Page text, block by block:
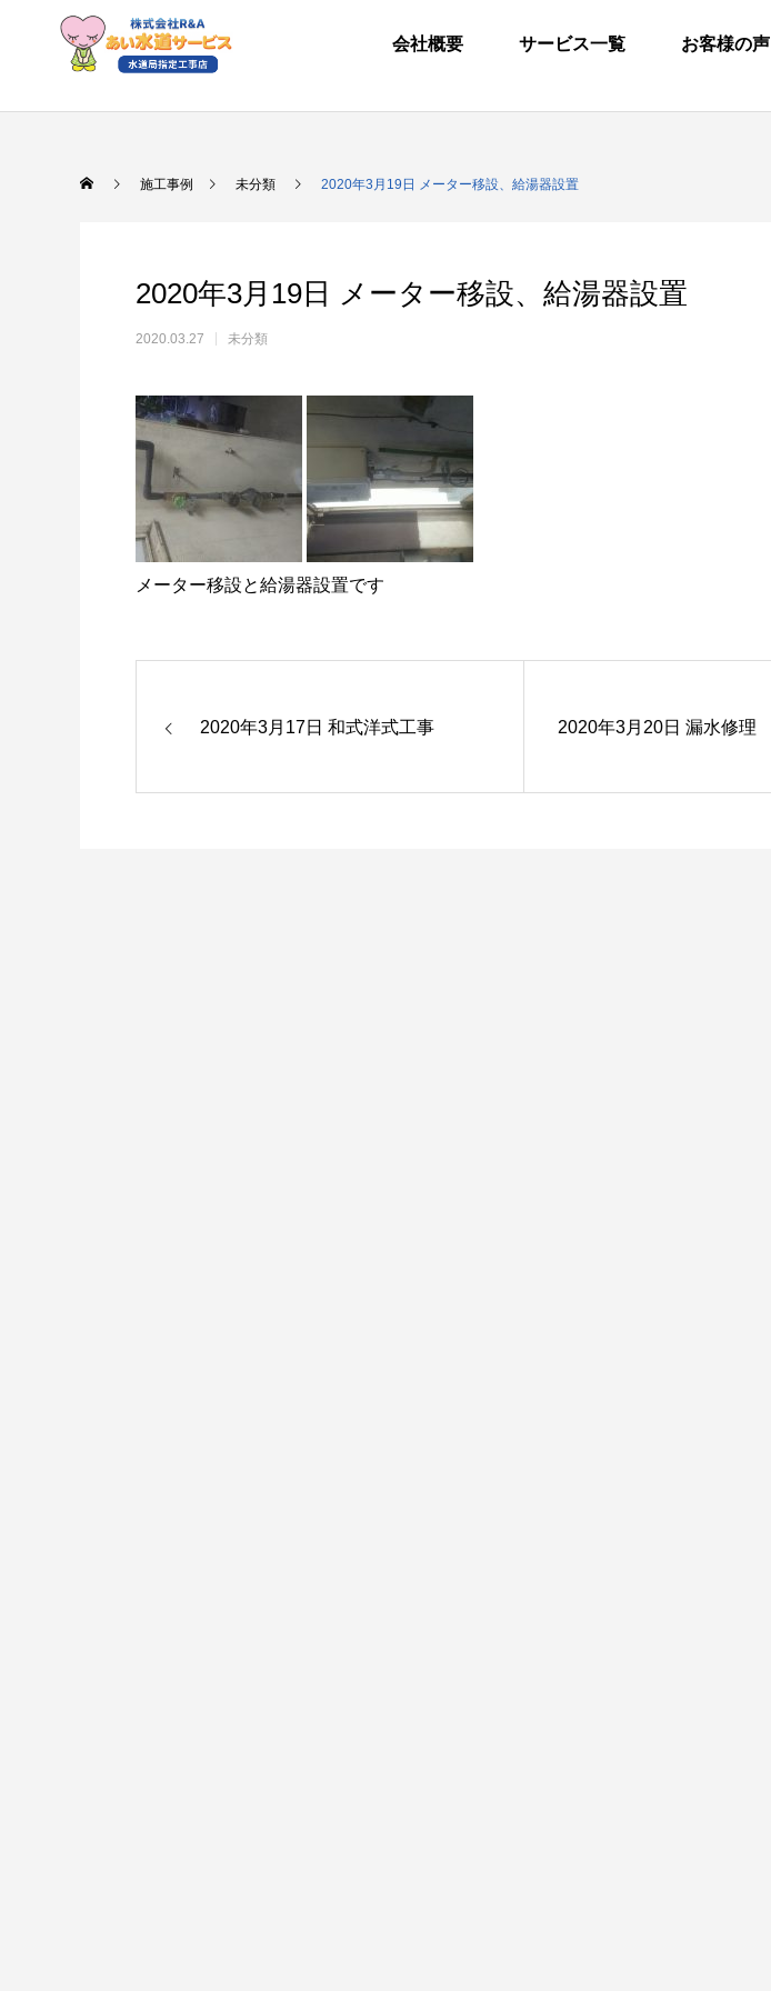
会社概要 サービス一覧 お客様の声
施工事例 未分類 2020年3月19日 メーター移設、給湯器設置
2020年3月19日 メーター移設、給湯器設置
2020.03.27 未分類
メーター移設と給湯器設置です
2020年3月17日 和式洋式工事 2020年3月20日 漏水修理